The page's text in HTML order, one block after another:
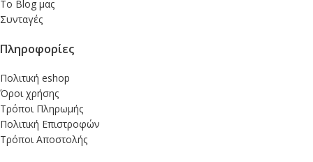
Το Blog μας
Συνταγές
Πληροφορίες
Πολιτική eshop
Όροι χρήσης
Τρόποι Πληρωμής
Πολιτική Επιστροφών
Τρόποι Αποστολής